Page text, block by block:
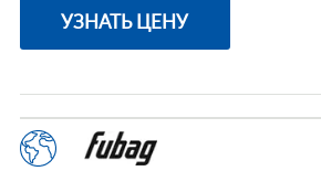
УЗНАТЬ ЦЕНУ